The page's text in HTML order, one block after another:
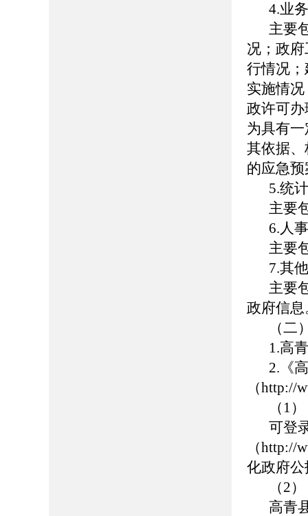
4.业
主要
况；政
行情况
实施情
政许可
为具有
其依据
的应急
5.统
主要
6.人
主要
7.其
主要
政府信息
（二
1.高
2.《
（http://
（1
可登
（http://
化政府
（2
高青